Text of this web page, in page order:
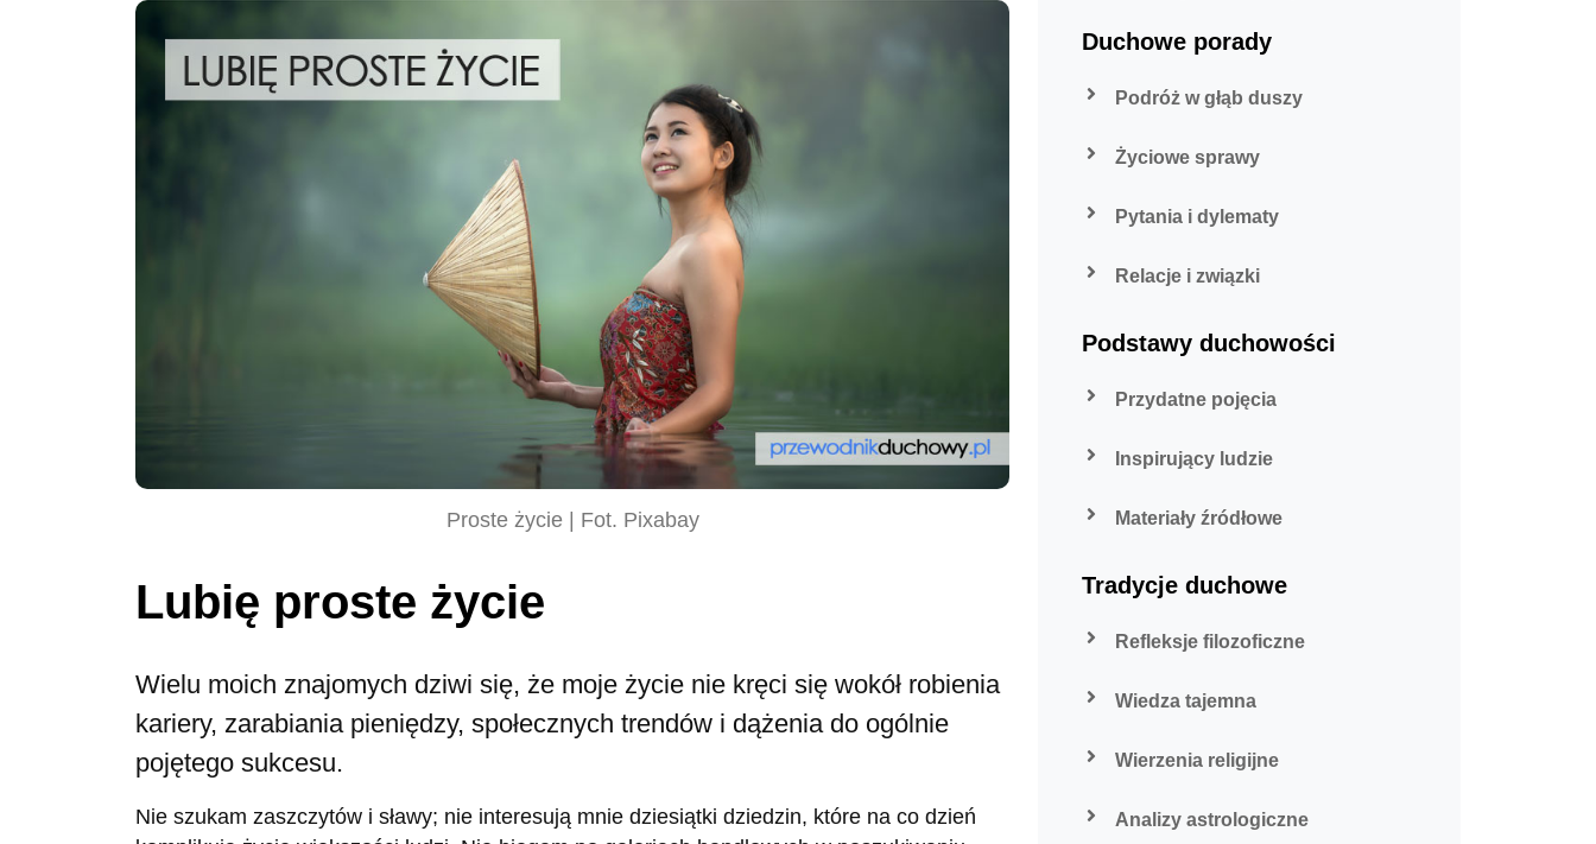
Proste życie | Fot. Pixabay
Lubię proste życie
Wielu moich znajomych dziwi się, że moje życie nie kręci się wokół robienia
kariery, zarabiania pieniędzy, społecznych trendów i dążenia do ogólnie
pojętego sukcesu.
Nie szukam zaszczytów i sławy; nie interesują mnie dziesiątki dziedzin, które na co dzień
Duchowe porady
Podróż w głąb duszy
Życiowe sprawy
Pytania i dylematy
Relacje i związki
Podstawy duchowości
Przydatne pojęcia
Inspirujący ludzie
Materiały źródłowe
Tradycje duchowe
Refleksje filozoficzne
Wiedza tajemna
Wierzenia religijne
Analizy astrologiczne